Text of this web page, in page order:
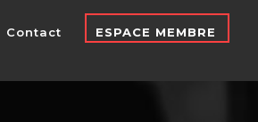
Contact ESPACE MEMBRE